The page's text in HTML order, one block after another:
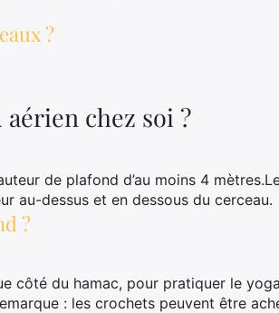
?
chez soi ?
de plafond d’au moins 4
au-dessus et en dessous du cerceau.
?
côté du hamac, pour pratiquer le
: les crochets peuvent être